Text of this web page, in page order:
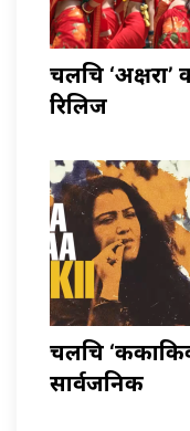
चलचित्र
रिलिज
चलचित्र
सार्वजनिक